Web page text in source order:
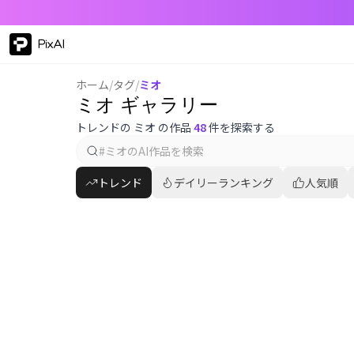
PixAI
ホーム/タグ/ミオ
ミオ ギャラリー
トレンドの ミオ の作品 48件を探索する
トレンド デイリーランキング 人気順